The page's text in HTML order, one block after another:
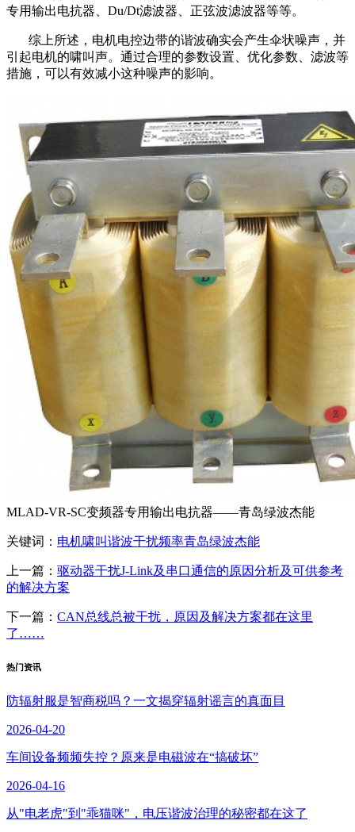
专用输出电抗器、Du/Dt滤波器、正弦波滤波器等等。
综上所述，电机电控边带的谐波确实会产生伞状噪声，并
引起电机的啸叫声。通过合理的参数设置、优化参数、滤波等
措施，可以有效减小这种噪声的影响。
MLAD-VR-SC变频器专用输出电抗器——青岛绿波杰能
关键词： 电机啸叫谐波干扰频率青岛绿波杰能
上一篇： 驱动器干扰J-Link及串口通信的原因分析及可供参考
的解决方案
下一篇： CAN总线总被干扰，原因及解决方案都在这里
了……
热门资讯
防辐射服是智商税吗？一文揭穿辐射谣言的真面目
2026-04-20
车间设备频频失控？原来是电磁波在“搞破坏”
2026-04-16
从"电老虎"到"乖猫咪"，电压谐波治理的秘密都在这了